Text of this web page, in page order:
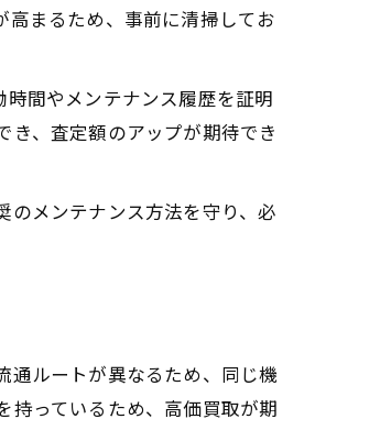
まるため、事前に清掃してお
間やメンテナンス履歴を証明
、査定額のアップが期待でき
のメンテナンス方法を守り、必
通ルートが異なるため、同じ機
持っているため、高価買取が期